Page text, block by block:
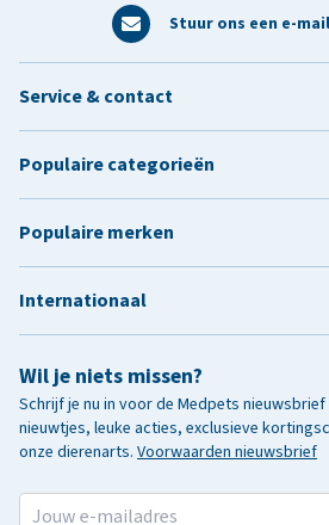
Stuur ons een e-mail
Wil je niets missen?
Schrijf je nu in voor de Medpets
nieuwtjes, leuke acties, exclusieve
onze dierenarts. Voorwaarden nieuwsbrief
Service & contact
Populaire categorieën
Populaire merken
Internationaal